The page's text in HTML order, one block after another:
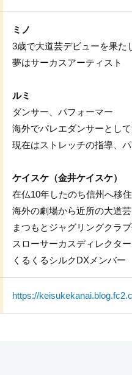
ミノ
3歳で大道芸デビューを果た
夢はサーカスアーティスト
ルミ
ダンサー、パフォーマー
海外でパレエダンサーとし
現在はストレッチの指導、
ケイスケ（金井ケイスケ）
在仏10年したのち信州へ移住
海外の劇場から近所の大道
まつもとジャグリングクラ
スローサーカスディレクター
くるくるシルクDXメンバー
https://